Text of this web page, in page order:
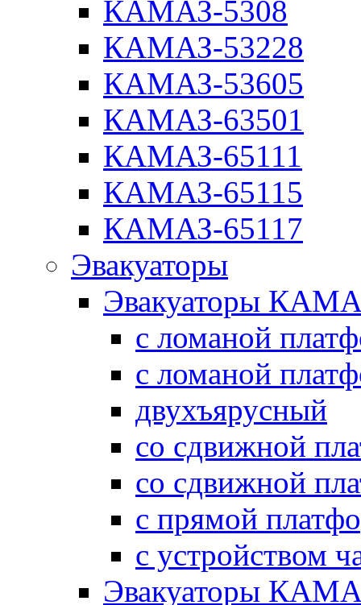
КАМАЗ-5308
КАМАЗ-53228
КАМАЗ-53605
КАМАЗ-63501
КАМАЗ-65111
КАМАЗ-65115
КАМАЗ-65117
Эвакуаторы
Эвакуаторы
с ломаной
с ломаной
двухъярусный
со сдвижной
со сдвижной
с прямой
с устройством
Эвакуаторы